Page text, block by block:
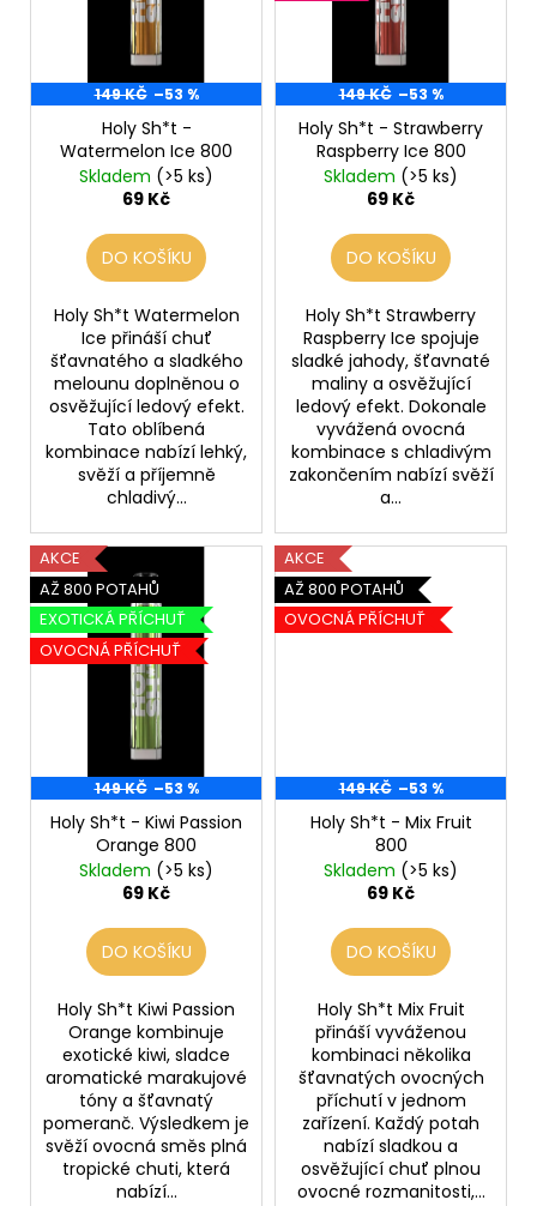
o
d 149 KČ –53 %
Holy Sh*t -
Watermelon Ice 800
Skladem (>5 ks)
69 Kč
DO KOŠÍKU
Holy Sh*t Watermelon
Ice přináší chuť
šťavnatého a sladkého
melounu doplněnou o
osvěžující ledový efekt.
Tato oblíbená
kombinace nabízí lehký,
svěží a příjemně
chladivý...
149 KČ –53 %
Holy Sh*t - Strawberry
Raspberry Ice 800
Skladem (>5 ks)
69 Kč
DO KOŠÍKU
Holy Sh*t Strawberry
Raspberry Ice spojuje
sladké jahody, šťavnaté
maliny a osvěžující
ledový efekt. Dokonale
vyvážená ovocná
kombinace s chladivým
zakončením nabízí svěží
a...
AKCE
AŽ 800 POTAHŮ
EXOTICKÁ PŘÍCHUŤ
OVOCNÁ PŘÍCHUŤ
149 KČ –53 %
Holy Sh*t - Kiwi Passion
Orange 800
Skladem (>5 ks)
69 Kč
DO KOŠÍKU
Holy Sh*t Kiwi Passion
Orange kombinuje
exotické kiwi, sladce
aromatické marakujové
tóny a šťavnatý
pomeranč. Výsledkem je
svěží ovocná směs plná
tropické chuti, která
nabízí...
AKCE
AŽ 800 POTAHŮ
OVOCNÁ PŘÍCHUŤ
149 KČ –53 %
Holy Sh*t - Mix Fruit
800
Skladem (>5 ks)
69 Kč
DO KOŠÍKU
Holy Sh*t Mix Fruit
přináší vyváženou
kombinaci několika
šťavnatých ovocných
příchutí v jednom
zařízení. Každý potah
nabízí sladkou a
osvěžující chuť plnou
ovocné rozmanitosti,...
POD
CUBA